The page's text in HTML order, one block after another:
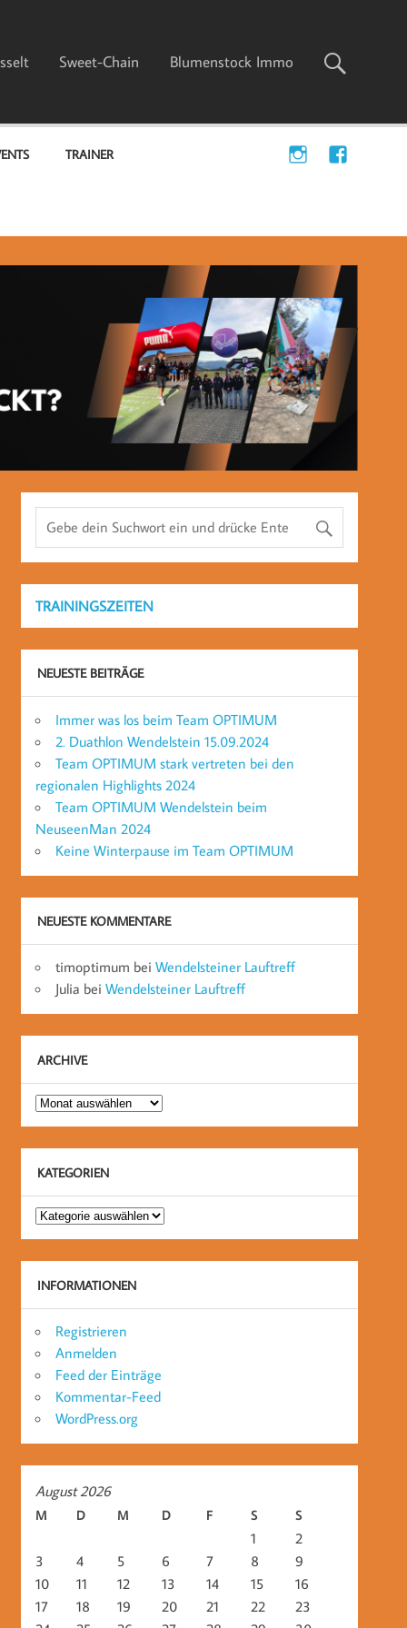
Sweet-Chain Blumenstock Immo
TRAINER
TRAININGSZEITEN
NEUESTE BEITRÄGE
Immer was los beim Team OPTIMUM
2. Duathlon Wendelstein 15.09.2024
Team OPTIMUM stark vertreten bei den
regionalen Highlights 2024
Team OPTIMUM Wendelstein beim
NeuseenMan 2024
Keine Winterpause im Team OPTIMUM
NEUESTE KOMMENTARE
timoptimum beiWendelsteiner Lauftreff
Julia beiWendelsteiner Lauftreff
ARCHIVE
Archive
KATEGORIEN
Kategorien
INFORMATIONEN
Registrieren
Anmelden
Feed der Einträge
Kommentar-Feed
WordPress.org
August 2026
M D M D F S S
1
2
3
4 5 6 7 8
9
10
11 12 13 14 15
16
17
18 19 20 21 22
23